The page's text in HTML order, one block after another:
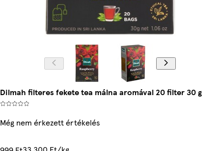
Dilmah filteres fekete tea málna aromával 20 filter 30 g
Még nem érkezett értékelés